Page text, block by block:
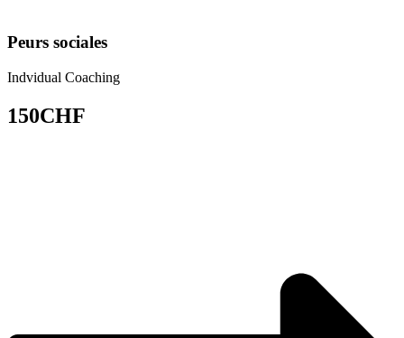
Peurs sociales
Indvidual Coaching
150CHF